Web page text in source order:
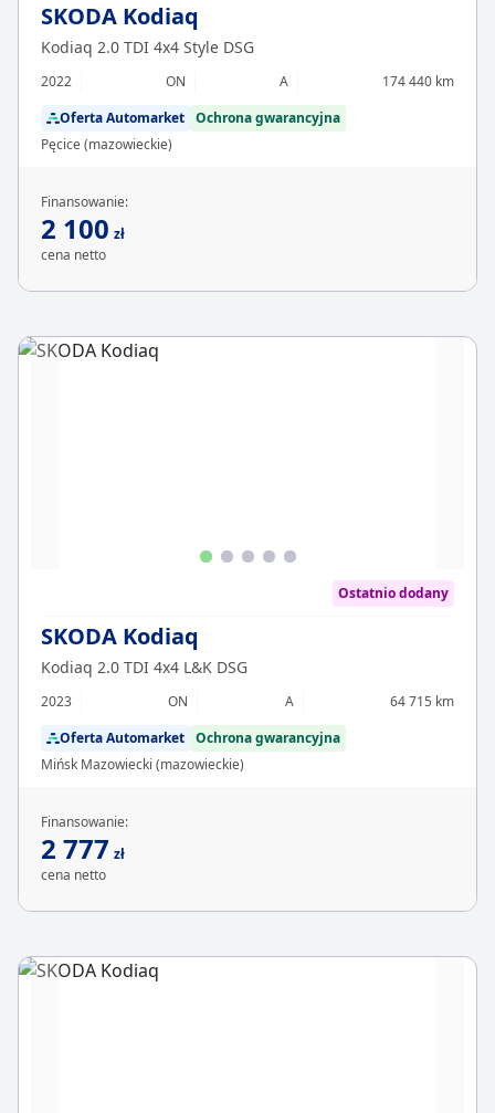
SKODA Kodiaq
Kodiaq 2.0 TDI 4x4 Style DSG
2022 ON A
174 440 km
Oferta Automarket Ochrona gwarancyjna
Pęcice (mazowieckie)
Finansowanie:
2 100 zł
cena netto
Ostatnio dodany
SKODA Kodiaq
Kodiaq 2.0 TDI 4x4 L&K DSG
2023 ON A
64 715 km
Oferta Automarket Ochrona gwarancyjna
Mińsk Mazowiecki (mazowieckie)
Finansowanie:
2 777 zł
cena netto